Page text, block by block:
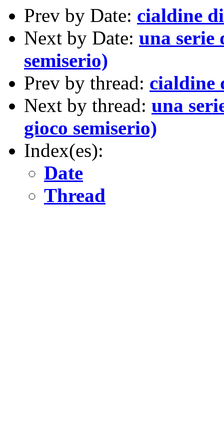
Prev by Date: cialdine
Next by Date: una serie
semiserio)
Prev by thread: cialdine
Next by thread: una
gioco semiserio)
Index(es):
Date
Thread